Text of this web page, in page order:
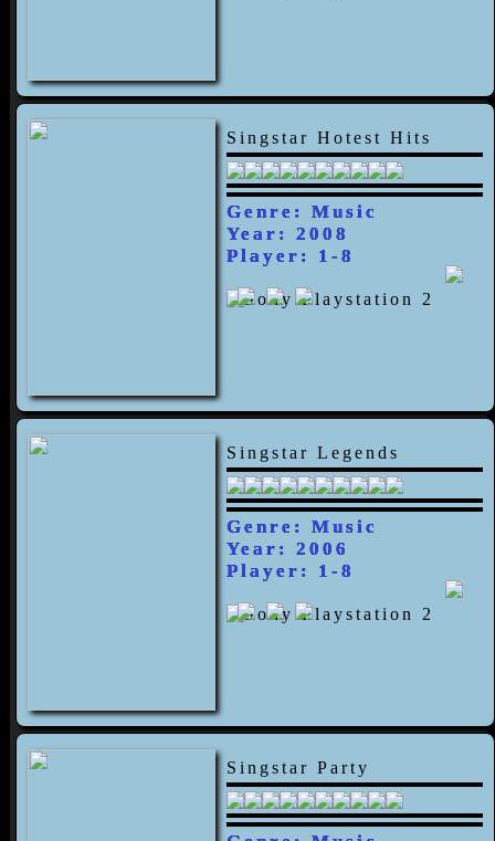
Singstar Hotest Hits
Genre: Music
Year: 2008
Player: 1-8
Singstar Legends
Genre: Music
Year: 2006
Player: 1-8
Singstar Party